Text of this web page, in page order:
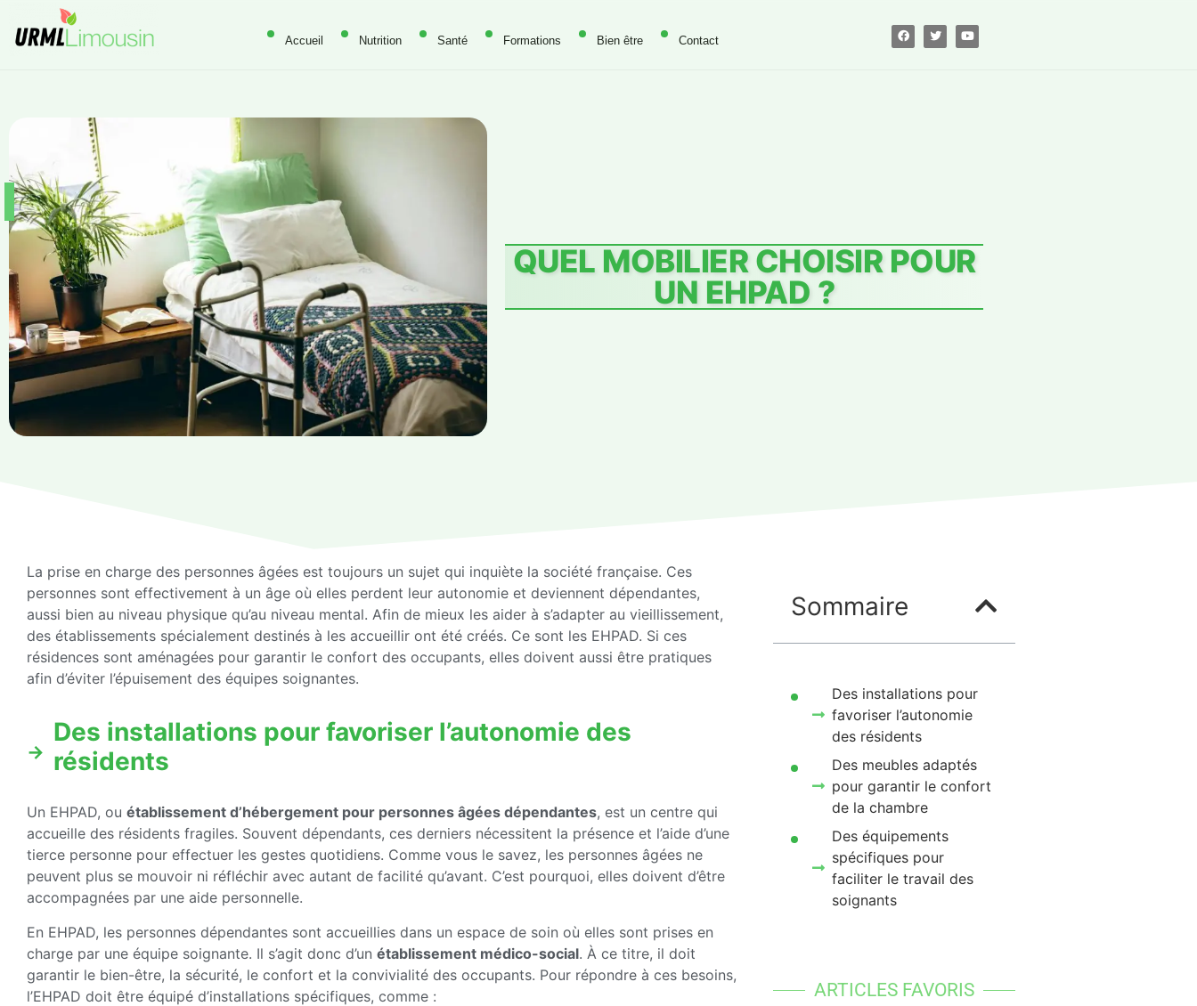
Accueil Nutrition Santé Formations Bien être Contact
QUEL MOBILIER CHOISIR POUR
UN EHPAD ?
La prise en charge des personnes âgées est toujours un sujet qui inquiète la société française. Ces
personnes sont effectivement à un âge où elles perdent leur autonomie et deviennent dépendantes,
aussi bien au niveau physique qu’au niveau mental. Afin de mieux les aider à s’adapter au vieillissement,
des établissements spécialement destinés à les accueillir ont été créés. Ce sont les EHPAD. Si ces
résidences sont aménagées pour garantir le confort des occupants, elles doivent aussi être pratiques
afin d’éviter l’épuisement des équipes soignantes.
Des installations pour favoriser l’autonomie des
résidents
Un EHPAD, ou établissement d’hébergement pour personnes âgées dépendantes, est un centre qui
accueille des résidents fragiles. Souvent dépendants, ces derniers nécessitent la présence et l’aide d’une
tierce personne pour effectuer les gestes quotidiens. Comme vous le savez, les personnes âgées ne
peuvent plus se mouvoir ni réfléchir avec autant de facilité qu’avant. C’est pourquoi, elles doivent d’être
accompagnées par une aide personnelle.
En EHPAD, les personnes dépendantes sont accueillies dans un espace de soin où elles sont prises en
charge par une équipe soignante. Il s’agit donc d’un établissement médico-social. À ce titre, il doit
garantir le bien-être, la sécurité, le confort et la convivialité des occupants. Pour répondre à ces besoins,
l’EHPAD doit être équipé d’installations spécifiques, comme :
Sommaire
Des installations pour
favoriser l’autonomie
des résidents
Des meubles adaptés
pour garantir le confort
de la chambre
Des équipements
spécifiques pour
faciliter le travail des
soignants
ARTICLES FAVORIS